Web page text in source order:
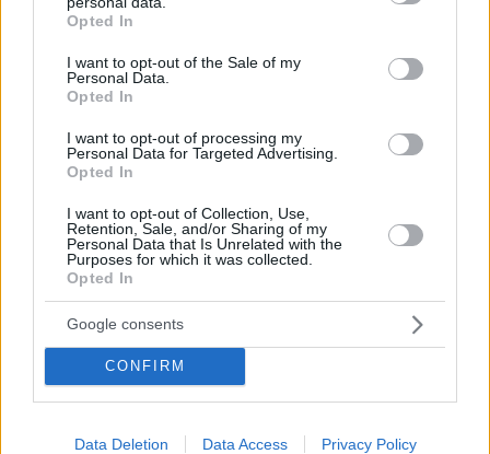
grant or deny consent to Google and its third-party tags to
use your data for below specified purposes in below Google
consent section.
Opted In
I want to opt-out of the Sale of my
Personal Data.
Opted In
I want to opt-out of processing my
Personal Data for Targeted Advertising.
Opted In
I want to opt-out of Collection, Use,
Retention, Sale, and/or Sharing of my
Personal Data that Is Unrelated with the
Purposes for which it was collected.
Opted In
Google consents
CONFIRM
Data Deletion Data Access Privacy Policy